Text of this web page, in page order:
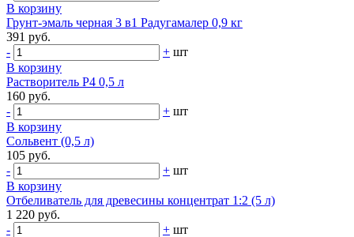
В корзину
Грунт-эмаль черная 3 в1 Радугамалер 0,9 кг
391 руб.
-
+ шт
В корзину
Растворитель Р4 0,5 л
160 руб.
-
+ шт
В корзину
Сольвент (0,5 л)
105 руб.
-
+ шт
В корзину
Отбеливатель для древесины концентрат 1:2 (5 л)
1 220 руб.
-
+ шт